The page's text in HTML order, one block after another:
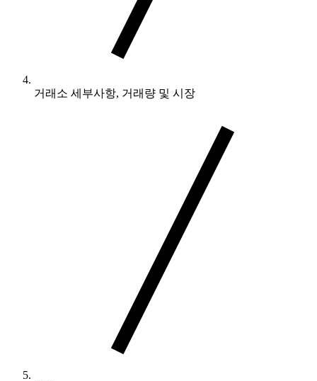
거래소 세부사항, 거래량 및 시장